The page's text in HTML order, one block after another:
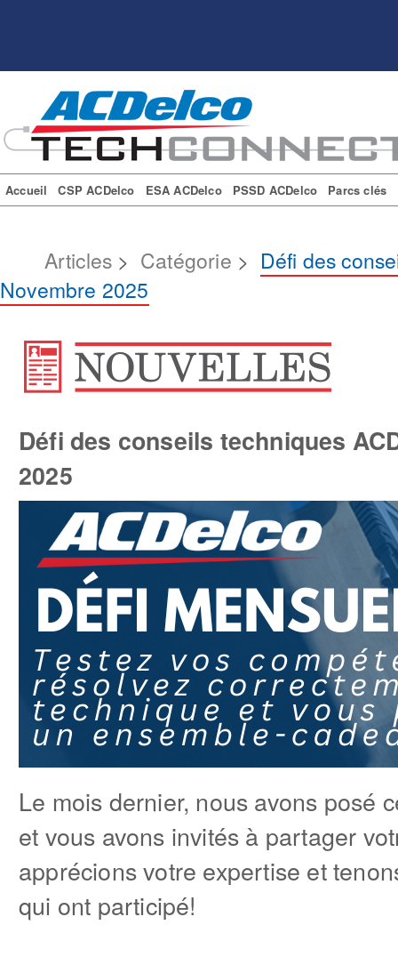
Accueil CSP ACDelco ESA ACDelco PSSD ACDelco Parcs clés
Articles > Catégorie > Défi des
Novembre 2025
Défi des conseils techniques
2025
Le mois dernier, nous avons posé
et vous avons invités à partager
apprécions votre expertise et
qui ont participé!